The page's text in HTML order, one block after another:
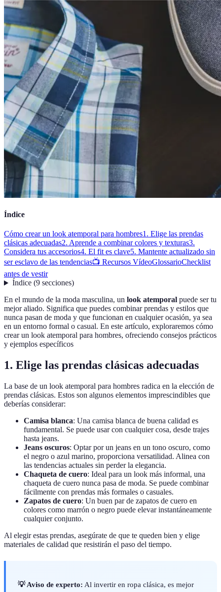
Índice
Cómo crear un look atemporal para hombres1. Elige las prendas
clásicas adecuadas2. Aprende a combinar colores y texturas3.
Considera tus accesorios4. El fit es clave5. Mantente actualizado sin
ser esclavo de las tendencias📺 Recursos VídeoGlossarioChecklist
antes de vestir
Índice(9 secciones)
En el mundo de la moda masculina, un look atemporal puede ser tu
mejor aliado. Significa que puedes combinar prendas y estilos que
nunca pasan de moda y que funcionan en cualquier ocasión, ya sea
en un entorno formal o casual. En este artículo, exploraremos cómo
crear un look atemporal para hombres, ofreciendo consejos prácticos
y ejemplos específicos
1. Elige las prendas clásicas adecuadas
La base de un look atemporal para hombres radica en la elección de
prendas clásicas. Estos son algunos elementos imprescindibles que
deberías considerar:
Camisa blanca: Una camisa blanca de buena calidad es
fundamental. Se puede usar con cualquier cosa, desde trajes
hasta jeans.
Jeans oscuros: Optar por un jeans en un tono oscuro, como
el negro o azul marino, proporciona versatilidad. Alinea con
las tendencias actuales sin perder la elegancia.
Chaqueta de cuero: Ideal para un look más informal, una
chaqueta de cuero nunca pasa de moda. Se puede combinar
fácilmente con prendas más formales o casuales.
Zapatos de cuero: Un buen par de zapatos de cuero en
colores como marrón o negro puede elevar instantáneamente
cualquier conjunto.
Al elegir estas prendas, asegúrate de que te queden bien y elige
materiales de calidad que resistirán el paso del tiempo.
💡 Aviso de experto: Al invertir en ropa clásica, es mejor